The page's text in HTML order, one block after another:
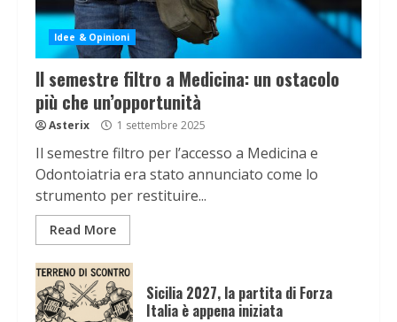
Idee & Opinioni
Il semestre filtro a Medicina: un ostacolo
più che un’opportunità
Asterix 1 settembre 2025
Il semestre filtro per l’accesso a Medicina e
Odontoiatria era stato annunciato come lo
strumento per restituire...
Read More
Sicilia 2027, la partita di Forza
Italia è appena iniziata